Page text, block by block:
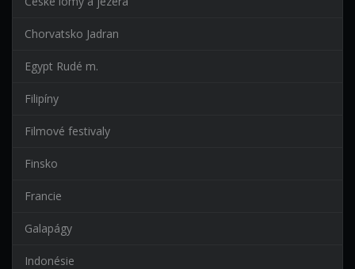
Chorvatsko Jadran
Egypt Rudé m.
Filipíny
Filmové festivaly
Finsko
Francie
Galapágy
Indonésie